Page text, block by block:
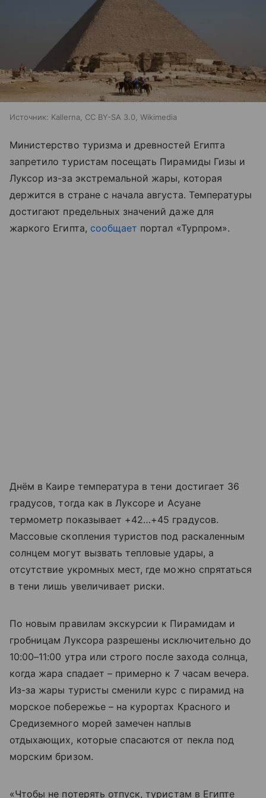
Источник: Kallerna, CC BY-SA 3.0, Wikimedia
Министерство туризма и древностей Египта
запретило туристам посещать Пирамиды Гизы и
Луксор из-за экстремальной жары, которая
держится в стране с начала августа. Температуры
достигают предельных значений даже для
жаркого Египта, сообщает портал «Турпром».
Днём в Каире температура в тени достигает 36
градусов, тогда как в Луксоре и Асуане
термометр показывает +42…+45 градусов.
Массовые скопления туристов под раскаленным
солнцем могут вызвать тепловые удары, а
отсутствие укромных мест, где можно спрятаться
в тени лишь увеличивает риски.
По новым правилам экскурсии к Пирамидам и
гробницам Луксора разрешены исключительно до
10:00–11:00 утра или строго после захода солнца,
когда жара спадает – примерно к 7 часам вечера.
Из-за жары туристы сменили курс с пирамид на
морское побережье – на курортах Красного и
Средиземного морей замечен наплыв
отдыхающих, которые спасаются от пекла под
морским бризом.
«Чтобы не потерять отпуск, туристам в Египте